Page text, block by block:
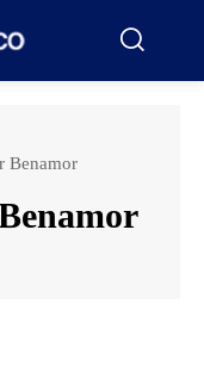
Benamor